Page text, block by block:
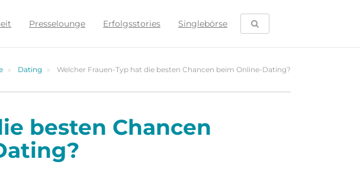
Presselounge Erfolgsstories Singlebörse
Dating Welcher Frauen-Typ hat die besten Chancen beim Online-Dating?
besten Chancen